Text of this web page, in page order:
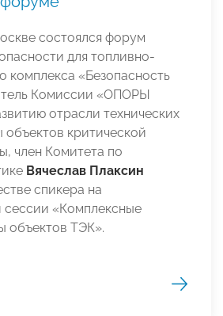
состоялся форум
для топливно-
комплекса «Безопасность
Комиссии «ОПОРЫ
отрасли технических
объектов критической
член Комитета по
Вячеслав Плаксин
спикера на
сессии «Комплексные
объектов ТЭК».